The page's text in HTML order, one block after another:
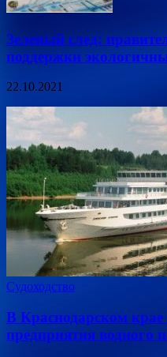
Зеленый след:
поддержки
22.10.2021
Судоходство
В Краснодарском крае
предприятия водного